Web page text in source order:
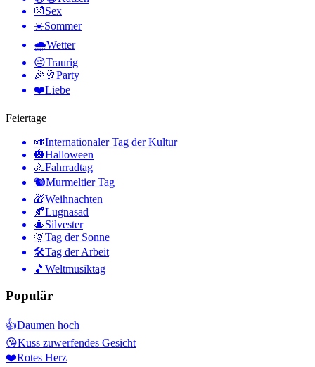
💏Sex
☀️Sommer
🌧Wetter
😔Traurig
🎉🥂Party
❤️Liebe
Feiertage
🎺Internationaler Tag der Kultur
🎃Halloween
🚴Fahrradtag
🐿Murmeltier Tag
🎁Weihnachten
🍂Lugnasad
🎄Silvester
🌞Tag der Sonne
🛠Tag der Arbeit
🎵 Weltmusiktag
Populär
👍Daumen hoch
😘Kuss zuwerfendes Gesicht
❤️Rotes Herz